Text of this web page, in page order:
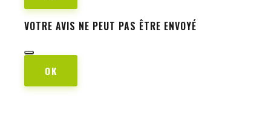
VOTRE AVIS NE PEUT PAS ÊTRE ENVOYÉ
OK